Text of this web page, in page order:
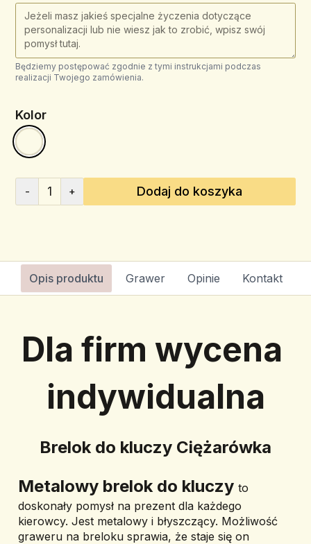
Będziemy postępować zgodnie z tymi instrukcjami podczas
realizacji Twojego zamówienia.
Kolor
- 1 + Dodaj do koszyka
Opis produktu Grawer Opinie Kontakt
Dla firm wycena
indywidualna
Brelok do kluczy Ciężarówka
Metalowy brelok do kluczy to
doskonały pomysł na prezent dla każdego
kierowcy. Jest metalowy i błyszczący. Możliwość
graweru na breloku sprawia, że staje się on